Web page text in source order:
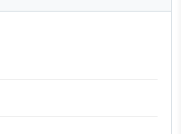
마지막으로 발효 식품들이